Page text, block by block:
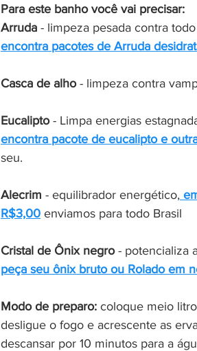
Para este banho você vai precisar:
Arruda - limpeza pesada contra
encontra pacotes de Arruda
Casca de alho - limpeza contra
Eucalipto - Limpa energias
encontra pacote de eucalipto e
seu.
Alecrim - equilibrador energético,
R$3,00 enviamos para todo Brasil
Cristal de Ônix negro - potencializa
peça seu ônix bruto ou Rolado em
Modo de preparo: coloque meio
desligue o fogo e acrescente as
descansar por 10 minutos para a